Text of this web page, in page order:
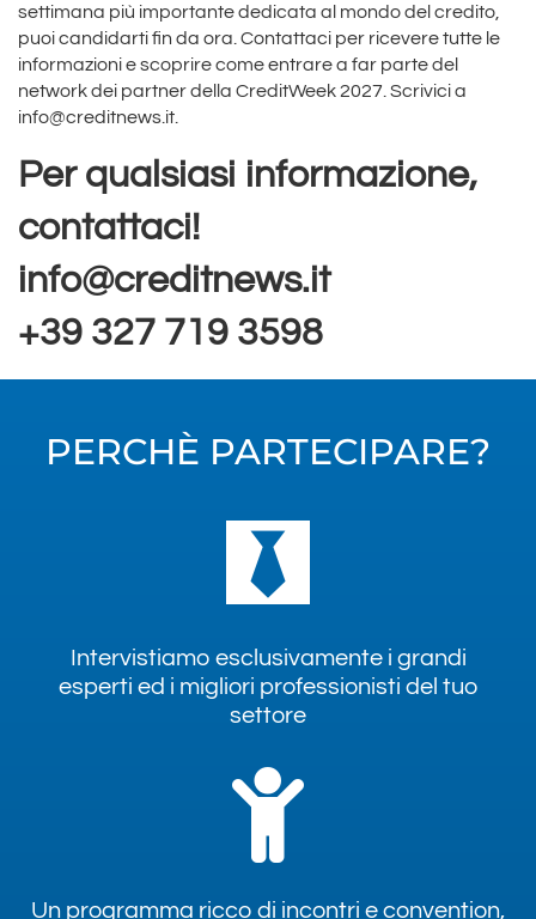
settimana più importante dedicata al mondo del credito,
puoi candidarti fin da ora. Contattaci per ricevere tutte le
informazioni e scoprire come entrare a far parte del
network dei partner della CreditWeek 2027. Scrivici a
info@creditnews.it.
Per qualsiasi informazione,
contattaci!
info@creditnews.it
+39 327 719 3598
PERCHÈ PARTECIPARE?
Intervistiamo esclusivamente i grandi
esperti ed i migliori professionisti del tuo
settore
Un programma ricco di incontri e convention,